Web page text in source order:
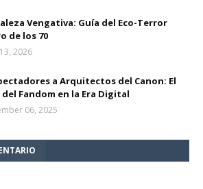
Vengativa: Guía del Eco-Terror
de los 70
2026
a Arquitectos del Canon: El
del Fandom en la Era Digital
06, 2025